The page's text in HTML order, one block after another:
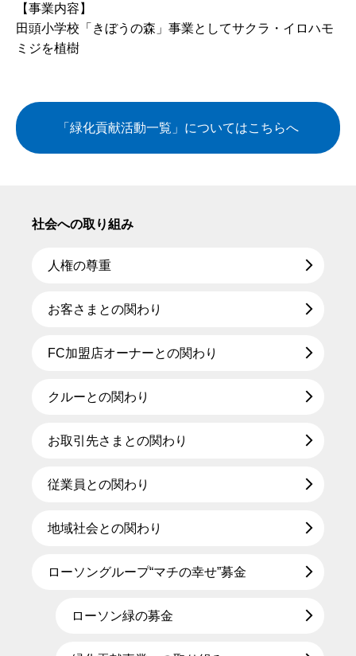
【事業内容】
田頭小学校「きぼうの森」事業としてサクラ・イロハモ
ミジを植樹
「緑化貢献活動一覧」についてはこちらへ
社会への取り組み
人権の尊重
お客さまとの関わり
FC加盟店オーナーとの関わり
クルーとの関わり
お取引先さまとの関わり
従業員との関わり
地域社会との関わり
ローソングループ“マチの幸せ”募金
ローソン緑の募金